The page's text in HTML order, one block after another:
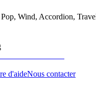
Pop, Wind, Accordion,
d'aideNous contacter